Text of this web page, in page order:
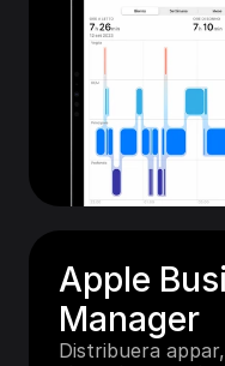
Apple
Manager
Distribuera